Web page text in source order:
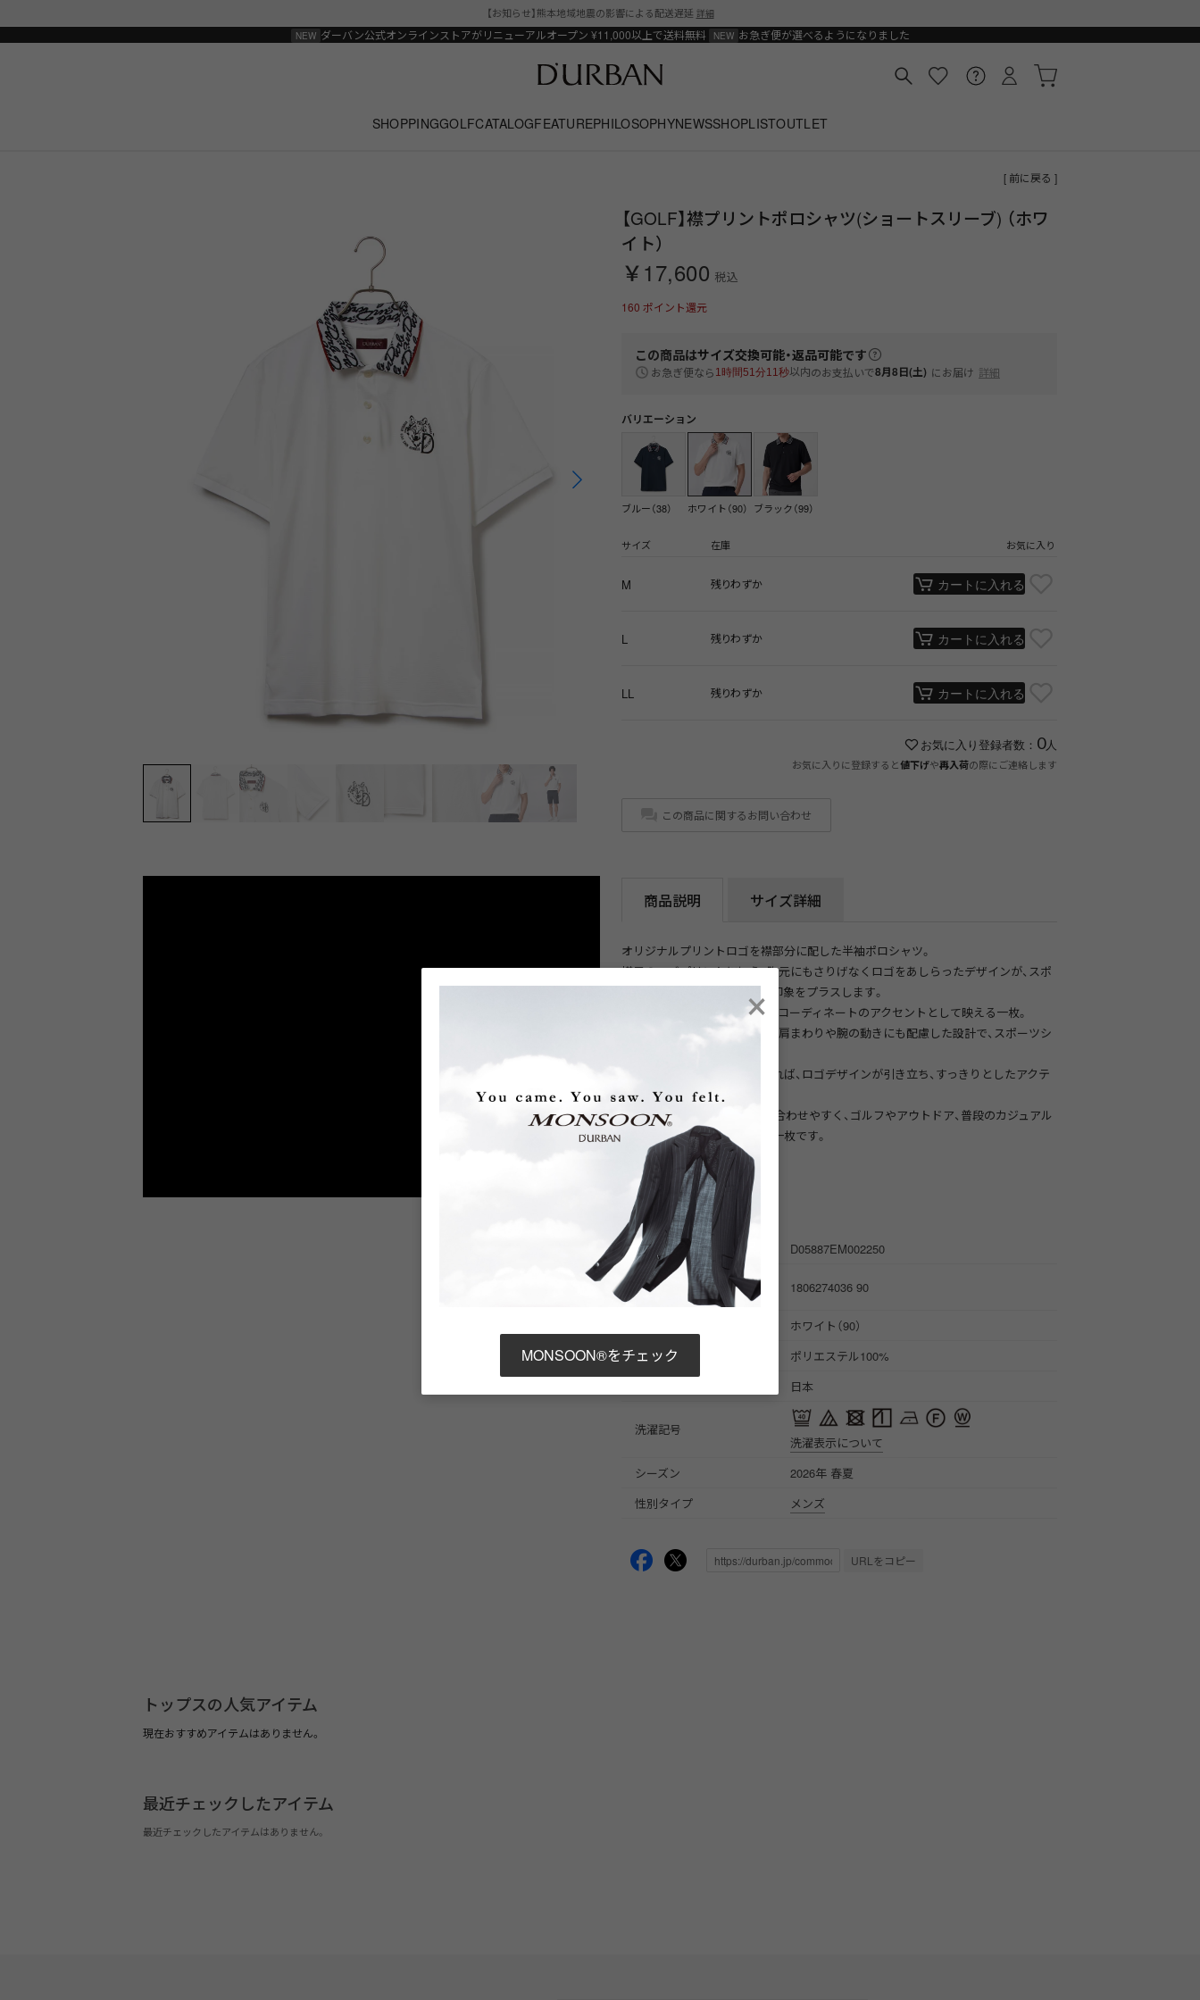
【お知らせ】熊本地域地震の影響による配送遅延 詳細
ダーバン公式オンラインストアがリニューアルオープン ¥11,000以上で送料無料 お急ぎ便が選べるようになりました
SHOPPINGGOLFCATALOGFEATUREPHILOSOPHYNEWSSHOPLISTOUTLET
[ 前に戻る ]
【GOLF】襟プリントポロシャツ(ショートスリーブ) （ホワ
イト）
￥17,600 税込
160 ポイント還元
この商品はサイズ交換可能・返品可能です
お急ぎ便なら 1時間51分10秒以内のお支払いで8月8日(土) にお届け 詳細
バリエーション
ブルー（38） ホワイト（90） ブラック（99）
サイズ 在庫 お気に入り
M 残りわずか カートに入れる
L 残りわずか カートに入れる
LL 残りわずか カートに入れる
お気に入り登録者数： 0人
お気に入りに登録すると 値下げや再入荷の際にご連絡します
この商品に関するお問い合わせ
商品説明 サイズ詳細
オリジナルプリントロゴを襟部分に配した半袖ポロシャツ。
襟元のロゴプリントに加え、胸元にもさりげなくロゴをあしらったデザインが、スポ
ーティーさの中に洗練された印象をプラスします。
程よく主張するディテールが、コーディネートのアクセントとして映える一枚。
半袖仕様で軽やかに着用でき、肩まわりや腕の動きにも配慮した設計で、スポーツシ
シンプルなボトムスと合わせれば、ロゴデザインが引き立ち、すっきりとしたアクテ
ィブな着こなしに。
パンツやショートパンツとも合わせやすく、ゴルフやアウトドア、普段のカジュアル
スタイルまで幅広く活躍する一枚です。
ブルーとホワイトの２色展開。
商品詳細
商品番号
D05887EM002250
ブランド商品番号
※店舗お問い合わせ用
1806274036 90
ホワイト（90）
素材
ポリエステル100%
日本
洗濯記号
洗濯表示について
シーズン
2026年 春夏
性別タイプ
メンズ
URLをコピー
トップスの人気アイテム
現在おすすめアイテムはありません。
最近チェックしたアイテム
最近チェックしたアイテムはありません。
×
MONSOON®をチェック